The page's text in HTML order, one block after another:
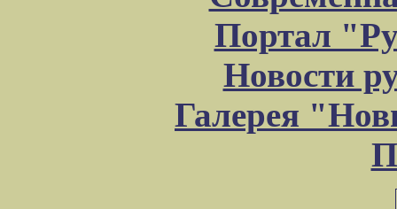
Портал
Новости
Галерея